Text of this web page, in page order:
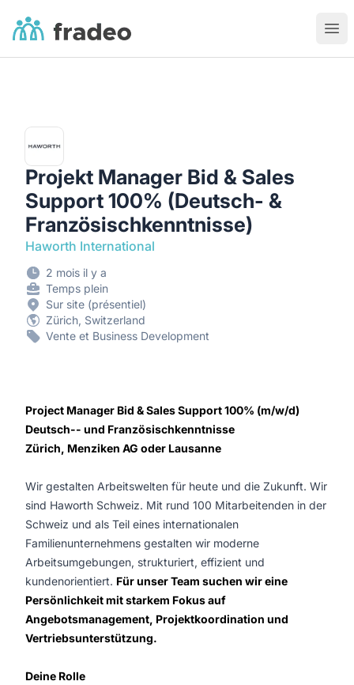
Fradeo
Projekt Manager Bid & Sales
Support 100% (Deutsch- &
Französischkenntnisse)
Haworth International
2 mois il y a
Temps plein
Sur site (présentiel)
Zürich, Switzerland
Vente et Business Development
Project Manager Bid & Sales Support 100% (m/w/d)
Deutsch-- und Französischkenntnisse
Zürich, Menziken AG oder Lausanne
Wir gestalten Arbeitswelten für heute und die Zukunft. Wir
sind Haworth Schweiz. Mit rund 100 Mitarbeitenden in der
Schweiz und als Teil eines internationalen
Familienunternehmens gestalten wir moderne
Arbeitsumgebungen, strukturiert, effizient und
kundenorientiert. Für unser Team suchen wir eine
Persönlichkeit mit starkem Fokus auf
Angebotsmanagement, Projektkoordination und
Vertriebsunterstützung.
Deine Rolle